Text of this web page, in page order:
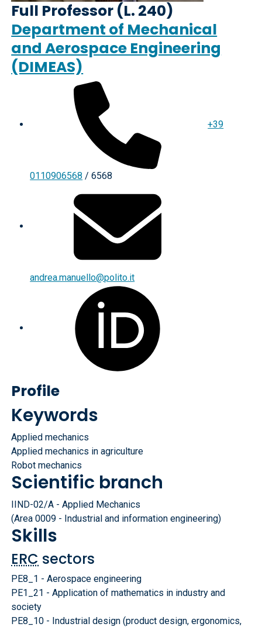
Full Professor (L. 240)
Department of Mechanical
and Aerospace Engineering
(DIMEAS)
+39
0110906568 / 6568
andrea.manuello@polito.it
Profile
Keywords
Applied mechanics
Applied mechanics in agriculture
Robot mechanics
Scientific branch
IIND-02/A - Applied Mechanics
(Area 0009 - Industrial and information engineering)
Skills
ERC sectors
PE8_1 - Aerospace engineering
PE1_21 - Application of mathematics in industry and
society
PE8_10 - Industrial design (product design, ergonomics,